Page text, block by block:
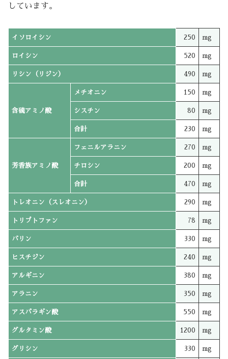
しています。
イソロイシン 250 mg
ロイシン 520 mg
リシン（リジン） 490 mg
含硫アミノ酸
メチオニン 150 mg
シスチン 80 mg
合計 230 mg
芳香族アミノ酸
フェニルアラニン 270 mg
チロシン 200 mg
合計 470 mg
トレオニン（スレオニン） 290 mg
トリプトファン 78 mg
バリン 330 mg
ヒスチジン 240 mg
アルギニン 380 mg
アラニン 350 mg
アスパラギン酸 550 mg
グルタミン酸 1200 mg
グリシン 330 mg